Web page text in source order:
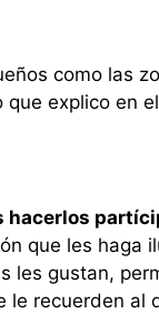
como las
explico en
hacerlos
que les haga
les gustan,
le recuerden al